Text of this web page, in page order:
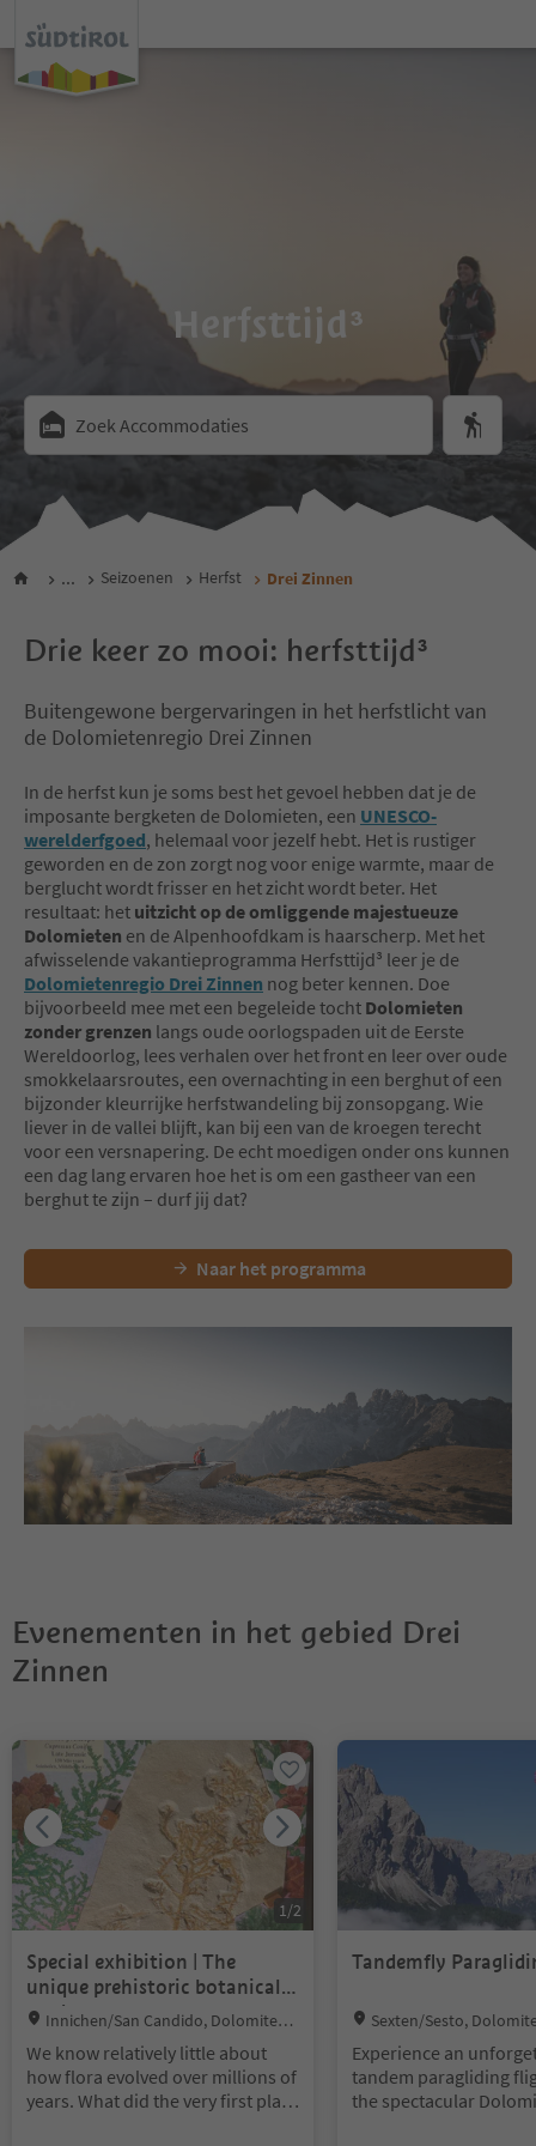
Herfsttijd³
Zoek Accommodaties
... Seizoenen Herfst Drei Zinnen
Drie keer zo mooi: herfsttijd³
Buitengewone bergervaringen in het herfstlicht van
de Dolomietenregio Drei Zinnen
In de herfst kun je soms best het gevoel hebben dat je de
imposante bergketen de Dolomieten, een UNESCO-
werelderfgoed, helemaal voor jezelf hebt. Het is rustiger
geworden en de zon zorgt nog voor enige warmte, maar de
berglucht wordt frisser en het zicht wordt beter. Het
resultaat: het uitzicht op de omliggende majestueuze
Dolomieten en de Alpenhoofdkam is haarscherp. Met het
afwisselende vakantieprogramma Herfsttijd³ leer je de
Dolomietenregio Drei Zinnen nog beter kennen. Doe
bijvoorbeeld mee met een begeleide tocht Dolomieten
zonder grenzen langs oude oorlogspaden uit de Eerste
Wereldoorlog, lees verhalen over het front en leer over oude
smokkelaarsroutes, een overnachting in een berghut of een
bijzonder kleurrijke herfstwandeling bij zonsopgang. Wie
liever in de vallei blijft, kan bij een van de kroegen terecht
voor een versnapering. De echt moedigen onder ons kunnen
een dag lang ervaren hoe het is om een gastheer van een
berghut te zijn – durf jij dat?
Naar het programma
Evenementen in het gebied Drei
Zinnen
1 /2
Special exhibition | The
unique prehistoric botanical
garden
Location:
Innichen/San Candido, Dolomites R
We know relatively little about
how flora evolved over millions of
years. What did the very first plant
Tandemfly
Location:
Sexten/Sesto,
Experience an
tandem paragliding
the spectacular